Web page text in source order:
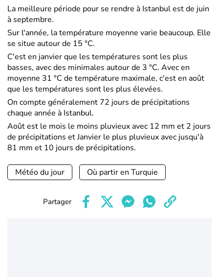
La meilleure période pour se rendre à Istanbul est de juin
à septembre.
Sur l'année, la température moyenne varie beaucoup. Elle
se situe autour de 15 °C.
C'est en janvier que les températures sont les plus
basses, avec des minimales autour de 3 °C. Avec en
moyenne 31 °C de température maximale, c'est en août
que les températures sont les plus élevées.
On compte généralement 72 jours de précipitations
chaque année à Istanbul.
Août est le mois le moins pluvieux avec 12 mm et 2 jours
de précipitations et Janvier le plus pluvieux avec jusqu'à
81 mm et 10 jours de précipitations.
Météo du jour Où partir en Turquie
Partager